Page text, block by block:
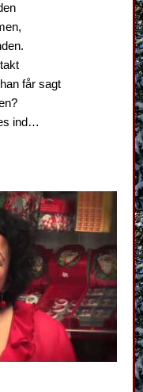
får sagt
ind…